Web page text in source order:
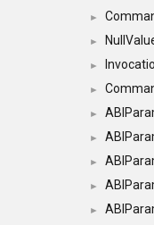
►
►
►
►
►
►
►
►
►